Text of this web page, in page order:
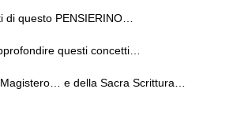
di questo PENSIERINO…
questi concetti…
e della Sacra Scrittura…